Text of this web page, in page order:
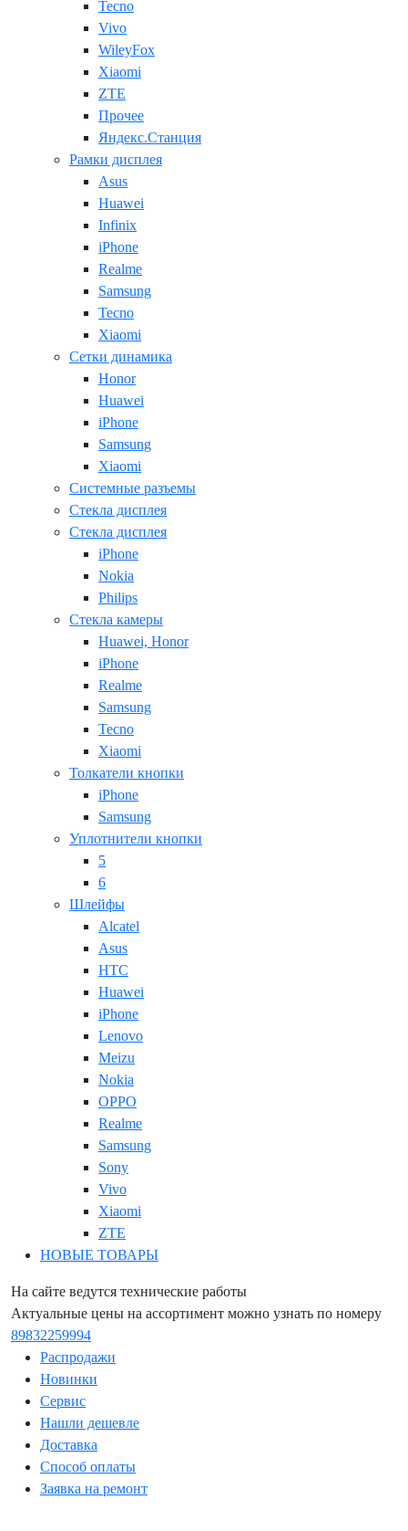
Tecno
Vivo
WileyFox
Xiaomi
ZTE
Прочее
Яндекс.Станция
Рамки дисплея
Asus
Huawei
Infinix
iPhone
Realme
Samsung
Tecno
Xiaomi
Сетки динамика
Honor
Huawei
iPhone
Samsung
Xiaomi
Системные разъемы
Стекла дисплея
Стекла дисплея
iPhone
Nokia
Philips
Стекла камеры
Huawei, Honor
iPhone
Realme
Samsung
Tecno
Xiaomi
Толкатели кнопки
iPhone
Samsung
Уплотнители кнопки
5
6
Шлейфы
Alcatel
Asus
HTC
Huawei
iPhone
Lenovo
Meizu
Nokia
OPPO
Realme
Samsung
Sony
Vivo
Xiaomi
ZTE
НОВЫЕ ТОВАРЫ
На сайте ведутся технические работы
Актуальные цены на ассортимент можно узнать по номеру
89832259994
Распродажи
Новинки
Сервис
Нашли дешевле
Доставка
Способ оплаты
Заявка на ремонт